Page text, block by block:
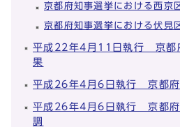
京都府知事選挙における西京
京都府知事選挙における伏見
平成22年4月11日執行 京都
果
平成26年4月6日執行 京都
平成26年4月6日執行 京都
調